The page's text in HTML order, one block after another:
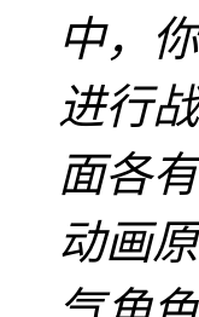
中，
进行
面各
动画